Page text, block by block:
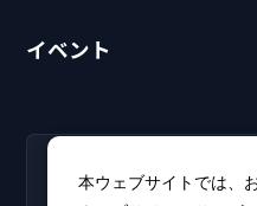
イベント
採用情報
本ウェブサイトでは、